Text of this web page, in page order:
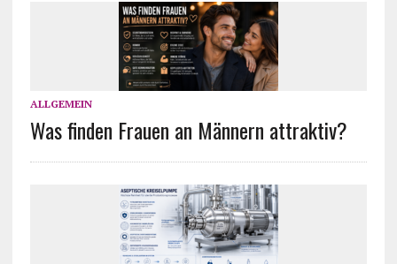
ALLGEMEIN
Was finden Frauen an Männern attraktiv?